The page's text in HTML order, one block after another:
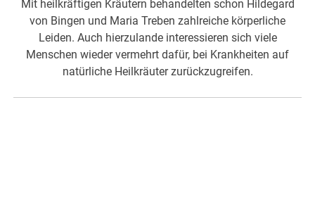
Mit heilkräftigen Kräutern behandelten schon Hildegard
von Bingen und Maria Treben zahlreiche körperliche
Leiden. Auch hierzulande interessieren sich viele
Menschen wieder vermehrt dafür, bei Krankheiten auf
natürliche Heilkräuter zurückzugreifen.